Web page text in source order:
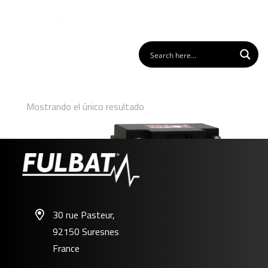
Mostrando el único resultado
30 rue Pasteur,
92150 Suresnes
France